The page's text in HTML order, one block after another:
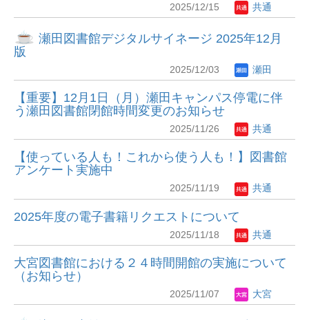
2025/12/15 共通
瀬田図書館デジタルサイネージ 2025年12月
版
2025/12/03 瀬田
【重要】12月1日（月）瀬田キャンパス停電に伴
う瀬田図書館閉館時間変更のお知らせ
2025/11/26 共通
【使っている人も！これから使う人も！】図書館
アンケート実施中
2025/11/19 共通
2025年度の電子書籍リクエストについて
2025/11/18 共通
大宮図書館における２４時間開館の実施について
（お知らせ）
2025/11/07 大宮